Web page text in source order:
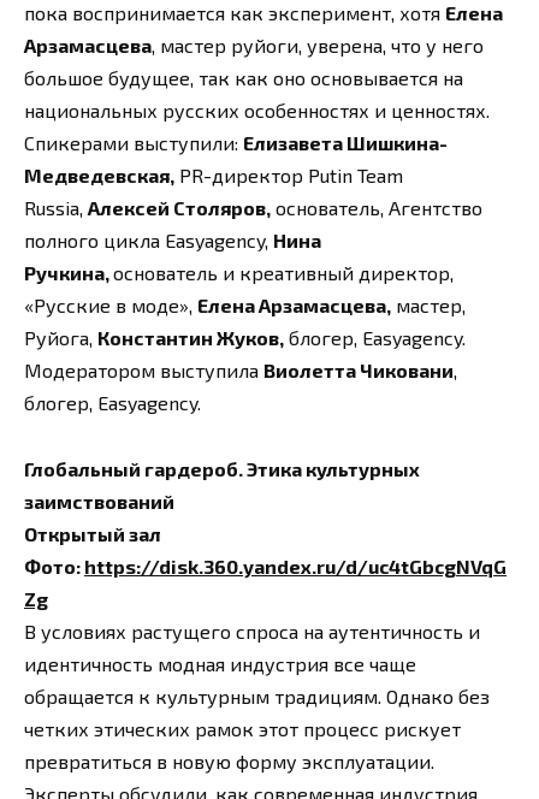
пока воспринимается как эксперимент, хотя Елена
Арзамасцева, мастер руйоги, уверена, что у него
большое будущее, так как оно основывается на
национальных русских особенностях и ценностях.
Спикерами выступили: Елизавета Шишкина-
Медведевская, PR-директор Putin Team
Russia, Алексей Столяров, основатель, Агентство
полного цикла Easyagency, Нина
Ручкина,основатель и креативный директор,
«Русские в моде», Елена Арзамасцева, мастер,
Руйога, Константин Жуков, блогер, Easyagency.
Модератором выступила Виолетта Чиковани,
блогер, Easyagency.
Глобальный гардероб. Этика культурных
заимствований
Открытый зал
Фото: https://disk.360.yandex.ru/d/uc4tGbcgNVqG
Zg
В условиях растущего спроса на аутентичность и
идентичность модная индустрия все чаще
обращается к культурным традициям. Однако без
четких этических рамок этот процесс рискует
превратиться в новую форму эксплуатации.
Эксперты обсудили, как современная индустрия